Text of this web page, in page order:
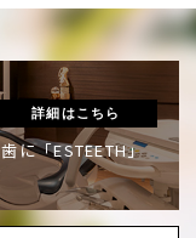
に「ESTEETH」
詳細はこちら